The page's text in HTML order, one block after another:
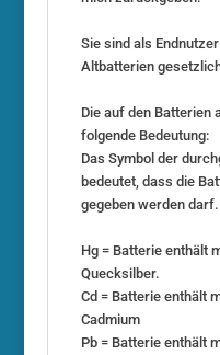
Sie sind als
Altbatterien
Die auf den Batterien
folgende Bedeutung:
Das Symbol der
bedeutet, dass die
gegeben werden darf.
Hg = Batterie enthält
Quecksilber.
Cd = Batterie enthält
Cadmium
Pb = Batterie enthält